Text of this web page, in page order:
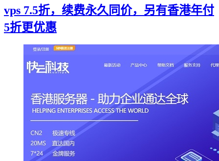
vps 7.5折，续费永久同价，另有香港年付
5折更优惠